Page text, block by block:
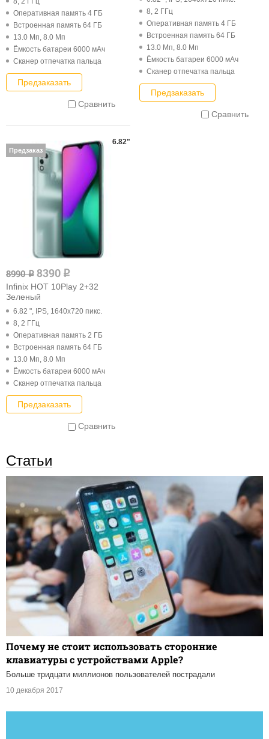
Оперативная память 4 ГБ
Встроенная память 64 ГБ
13.0 Мп, 8.0 Мп
Ёмкость батареи 6000 мАч
Cканер отпечатка пальца
Предзаказать
Сравнить
8, 2 ГГц
Оперативная память 4 ГБ
Встроенная память 64 ГБ
13.0 Мп, 8.0 Мп
Ёмкость батареи 6000 мАч
Cканер отпечатка пальца
Предзаказать
Сравнить
8990q 8390 q
Infinix HOT 10Play 2+32
Зеленый
6.82 ", IPS, 1640x720 пикс.
8, 2 ГГц
Оперативная память 2 ГБ
Встроенная память 64 ГБ
13.0 Мп, 8.0 Мп
Ёмкость батареи 6000 мАч
Cканер отпечатка пальца
Предзаказать
Сравнить
6.82"
Предзаказ
Статьи
Почему не стоит использовать сторонние
клавиатуры с устройствами Apple?
Больше тридцати миллионов пользователей пострадали
10 декабря 2017